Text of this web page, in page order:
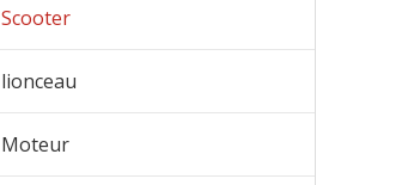
Scooter
lionceau
Moteur